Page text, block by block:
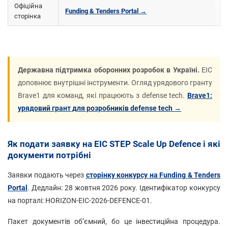
Офіційна
сторінка
Funding & Tenders Portal →
Державна підтримка оборонних розробок в Україні. EIC
доповнює внутрішні інструменти. Огляд урядового гранту
Brave1 для команд, які працюють з defense tech. Brave1:
урядовий грант для розробників defense tech →
Як подати заявку на EIC STEP Scale Up Defence і які
документи потрібні
Заявки подають через сторінку конкурсу на Funding & Tenders
Portal . Дедлайн: 28 жовтня 2026 року. Ідентифікатор конкурсу
на порталі: HORIZON-EIC-2026-DEFENCE-01.
Пакет документів обʼємний, бо це інвестиційна процедура.